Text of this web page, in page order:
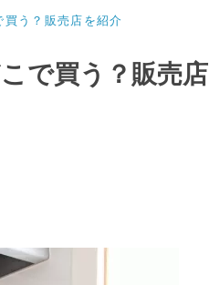
う？販売店を紹介
で買う？販売店